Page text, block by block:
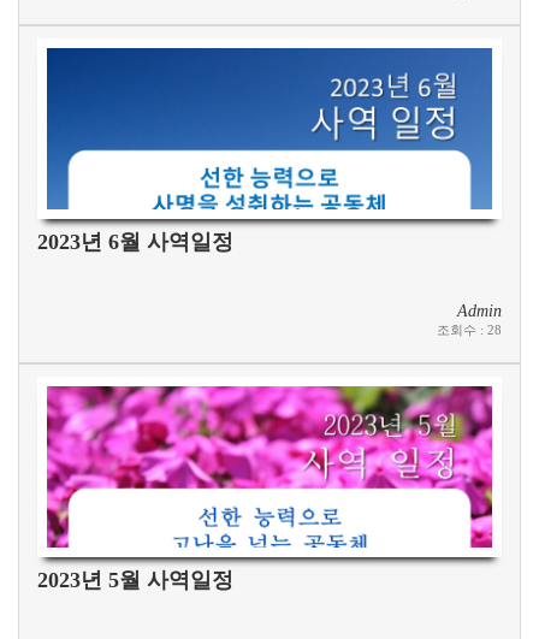
2023년 6월 사역일정
Admin
조회수 : 28
2023년 5월 사역일정